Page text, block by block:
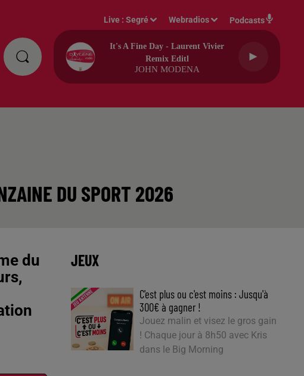
Live :Segré Webradios Podcasts
It's A Fine Day - Laurent Vivier
Remix Editl
JOHN MODENA
DU SPORT 2026
du
JEUX
C'est plus ou c'est moins : Jusqu'à
300€ à gagner !
Jouez malin et visez le gros gain
! Chaque jour à 8h50 avec Kris
dans le Big Morning